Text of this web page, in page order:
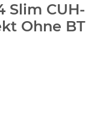
Slim CUH-
Ohne BT